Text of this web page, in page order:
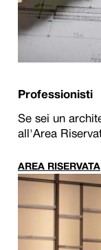
Professionisti
Se sei un
all'Area
AREA RISERVATA